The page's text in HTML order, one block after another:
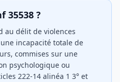
35538 ?
au délit de violences
incapacité totale de
commises sur une
psychologique ou
222-14 alinéa 1 3° et